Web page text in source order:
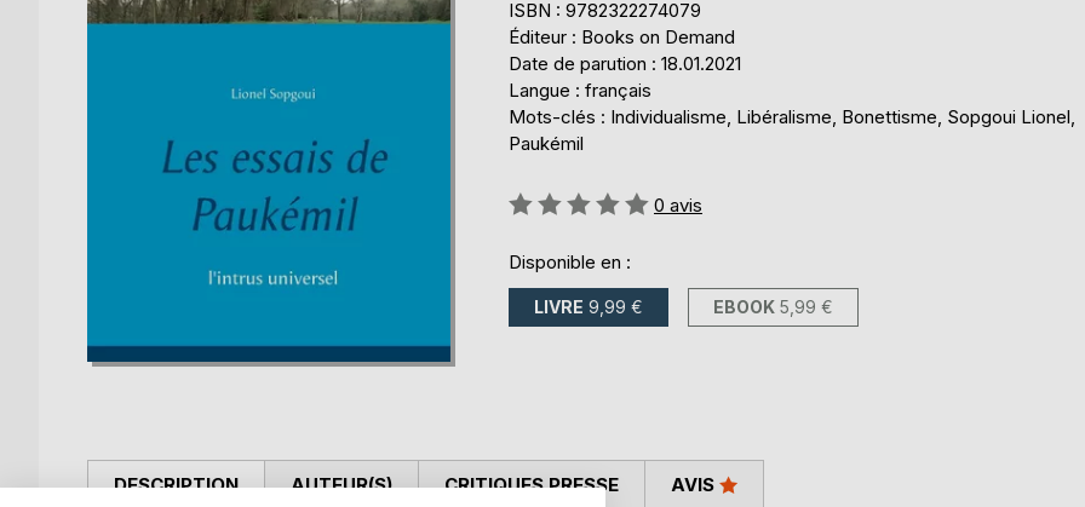
ISBN : 9782322274079
Éditeur : Books on Demand
Date de parution : 18.01.2021
Langue : français
Mots-clés : Individualisme, Libéralisme, Bonettisme, Sopgoui Lionel,
Paukémil
Évaluation:
0 avis
Disponible en :
LIVRE 9,99 € EBOOK 5,99 €
DESCRIPTION AUTEUR(S) CRITIQUES PRESSE AVIS